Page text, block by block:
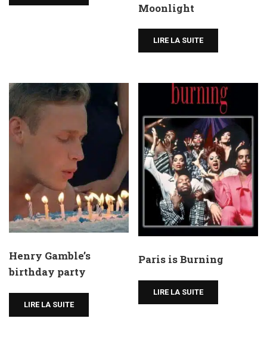
Moonlight
LIRE LA SUITE
Henry Gamble’s
birthday party
LIRE LA SUITE
Paris is Burning
LIRE LA SUITE